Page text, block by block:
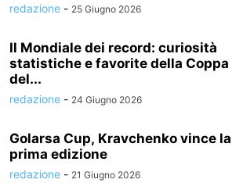
redazione - 25 Giugno 2026
Il Mondiale dei record: curiosità
statistiche e favorite della Coppa
del...
redazione - 24 Giugno 2026
Golarsa Cup, Kravchenko vince la
prima edizione
redazione - 21 Giugno 2026